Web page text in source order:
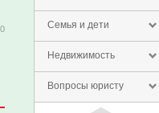
Семья и дети
Недвижимость
Вопросы юристу
0